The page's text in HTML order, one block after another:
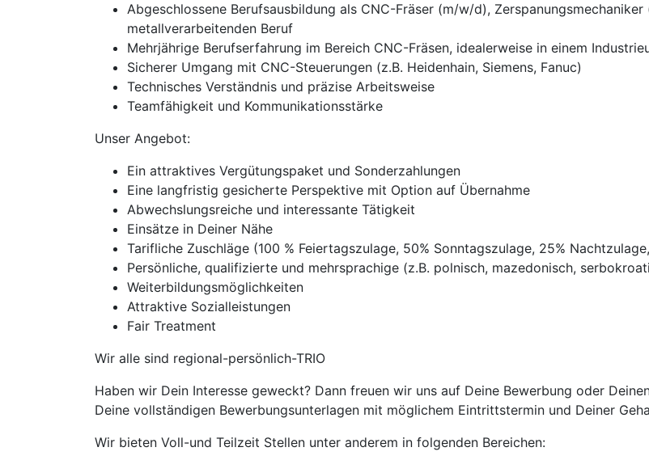
Abgeschlossene Berufsausbildung als CNC-Fräser (m/w/d),
metallverarbeitenden Beruf
Mehrjährige Berufserfahrung im Bereich CNC-Fräsen, idealerweise in einem
Sicherer Umgang mit CNC-Steuerungen (z.B. Heidenhain, Siemens, Fanuc)
Technisches Verständnis und präzise Arbeitsweise
Teamfähigkeit und Kommunikationsstärke
Unser Angebot:
Ein attraktives Vergütungspaket und Sonderzahlungen
Eine langfristig gesicherte Perspektive mit Option auf Übernahme
Abwechslungsreiche und interessante Tätigkeit
Einsätze in Deiner Nähe
Tarifliche Zuschläge (100 % Feiertagszulage, 50% Sonntagszulage, 25%
Persönliche, qualifizierte und mehrsprachige (z.B. polnisch, mazedonisch,
Weiterbildungsmöglichkeiten
Attraktive Sozialleistungen
Fair Treatment
Wir alle sind regional-persönlich-TRIO
Haben wir Dein Interesse geweckt? Dann freuen wir uns auf Deine Bewerbung oder
Deine vollständigen Bewerbungsunterlagen mit möglichem Eintrittstermin und Deiner
Wir bieten Voll-und Teilzeit Stellen unter anderem in folgenden Bereichen: